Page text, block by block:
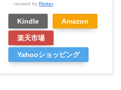
created by Rinker
Kindle Amazon
楽天市場
Yahooショッピング